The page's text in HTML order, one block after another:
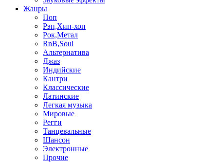
Жанры
Поп
Рэп,Хип-хоп
Рок,Метал
RnB,Soul
Альтернатива
Джаз
Индийские
Кантри
Классические
Латинские
Легкая музыка
Мировые
Регги
Танцевальные
Шансон
Электронные
Прочие